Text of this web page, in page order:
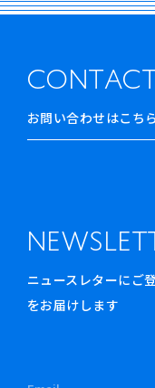
CONTACT
お問い合わせはこち
ニュースレターにご
をお届けします